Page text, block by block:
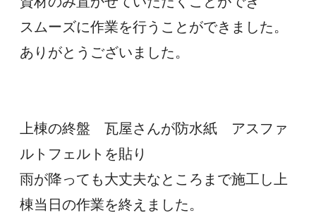
スムーズに作業を行うことができました。
ありがとうございました。
上棟の終盤　瓦屋さんが防水紙　アスファ
ルトフェルトを貼り
雨が降っても大丈夫なところまで施工し上
棟当日の作業を終えました。